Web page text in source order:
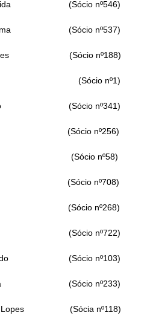
(Sócio nº546)
Cadima (Sócio nº537)
(Sócio nº188)
(Sócio nº1)
(Sócio nº341)
(Sócio nº256)
Silva (Sócio nº58)
(Sócio nº708)
(Sócio nº268)
(Sócio nº722)
Garrido (Sócio nº103)
(Sócio nº233)
Lopes (Sócia nº118)